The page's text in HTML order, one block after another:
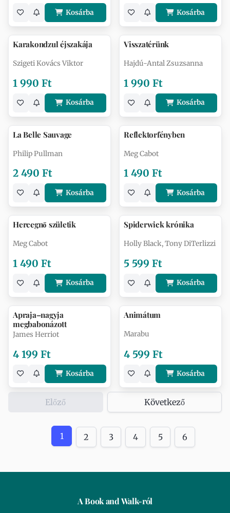
Kosárba Kosárba
Karakondzul éjszakája
Szigeti Kovács Viktor
1 990 Ft
Kosárba
Visszatérünk
Hajdú-Antal Zsuzsanna
1 990 Ft
Kosárba
La ​Belle Sauvage
Philip Pullman
2 490 Ft
Kosárba
Reflektorfényben
Meg Cabot
1 490 Ft
Kosárba
Hercegnő születik
Meg Cabot
1 490 Ft
Kosárba
Spiderwick krónika
Holly Black, Tony DiTerlizzi
5 599 Ft
Kosárba
Apraja–nagyja
megbabonázott
James Herriot
4 199 Ft
Kosárba
Animátum
Marabu
4 599 Ft
Kosárba
Előző Következő
1 2 3 4 5 6
A Book and Walk-ról